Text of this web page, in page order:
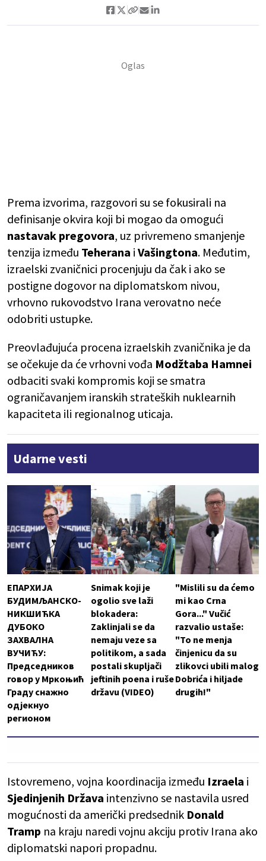
Prema izvorima, razgovori su se fokusirali na
definisanje okvira koji bi mogao da omogući
nastavak pregovora, uz privremeno smanjenje
tenzija između Teherana i Vašingtona. Međutim,
izraelski zvaničnici procenjuju da čak i ako se
postigne dogovor na diplomatskom nivou,
vrhovno rukovodstvo Irana verovatno neće
odobriti ustupke.
Preovlađujuća procena izraelskih zvaničnika je da
se očekuje da će vrhovni vođa Modžtaba Hamnei
odbaciti svaki kompromis koji se smatra
ograničavanjem iranskih strateških nuklearnih
kapaciteta ili regionalnog uticaja.
Udarne vesti
ЕПАРХИЈА
БУДИМЉАНСКО-
НИКШИЋКА
ДУБОКО
ЗАХВАЛНА
ВУЧИЋУ:
Председников
говор у Мркоњић
Граду снажно
одјекнуо
регионом
Snimak koji je
ogolio sve laži
blokadera:
Zaklinjali se da
nemaju veze sa
politikom, a sada
postali skupljači
jeftinih poena i ruše
državu (VIDEO)
"Mislili su da ćemo
mi kao Crna
Gora..." Vučić
razvalio ustaše:
"To ne menja
činjenicu da su
zlikovci ubili malog
Dobrića i hiljade
drugih!"
Istovremeno, vojna koordinacija između Izraela i
Sjedinjenih Država intenzivno se nastavila usred
mogućnosti da američki predsednik Donald
Tramp na kraju naredi vojnu akciju protiv Irana ako
diplomatski napori propadnu.